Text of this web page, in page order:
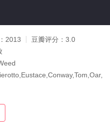
2013 豆瓣评分： 3.0